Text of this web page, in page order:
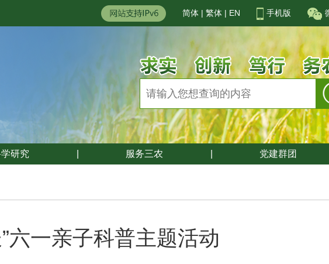
简体 | 繁体 | EN 手机版
研究 服务三农 党建群团
六一亲子科普主题活动